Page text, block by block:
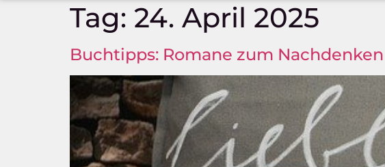
Tag: 24. April 2025
Buchtipps: Romane zum Nachdenken